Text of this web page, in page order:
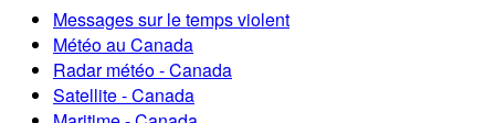
Messages sur le temps violent
Météo au Canada
Radar météo - Canada
Satellite - Canada